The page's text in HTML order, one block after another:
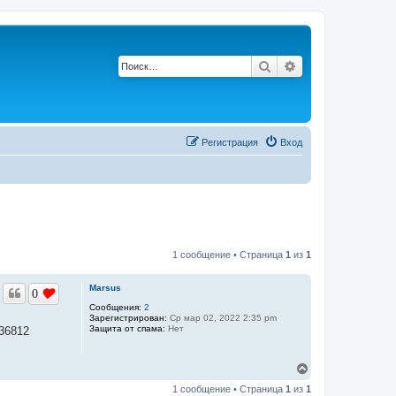
Поиск
Вход
Регистрация
1 сообщение • Страница 1 из 1
Marsus
Сообщения: 2
Зарегистрирован: Ср мар 02, 2022 2:35 pm
Защита от спама: Нет
0
р
1 сообщение • Страница 1 из 1